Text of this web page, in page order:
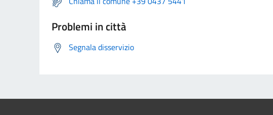
Problemi in città
Segnala disservizio